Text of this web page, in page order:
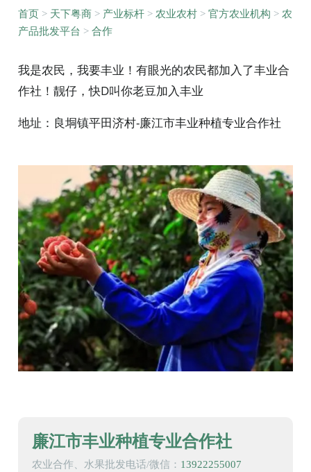
首页 > 天下粤商 > 产业标杆 > 农业农村 >官方农业机构 > 农
产品批发平台 >合作
我是农民，我要丰业！有眼光的农民都加入了丰业合
作社！靓仔，快D叫你老豆加入丰业
地址：良垌镇平田济村-廉江市丰业种植专业合作社
廉江市丰业种植专业合作社
农业合作、水果批发电话/微信： 13922255007